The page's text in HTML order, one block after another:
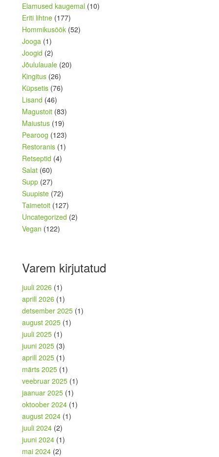
Elamused kaugemal (10)
Eriti lihtne (177)
Hommikusöök (52)
Jooga (1)
Joogid (2)
Jõululauale (20)
Kingitus (26)
Küpsetis (76)
Lisand (46)
Magustoit (83)
Maiustus (19)
Pearoog (123)
Restoranis (1)
Retseptid (4)
Salat (60)
Supp (27)
Suupiste (72)
Taimetoit (127)
Uncategorized (2)
Vegan (122)
Varem kirjutatud
juuli 2026 (1)
aprill 2026 (1)
detsember 2025 (1)
august 2025 (1)
juuli 2025 (1)
juuni 2025 (3)
aprill 2025 (1)
märts 2025 (1)
veebruar 2025 (1)
jaanuar 2025 (1)
oktoober 2024 (1)
august 2024 (1)
juuli 2024 (2)
juuni 2024 (1)
mai 2024 (2)